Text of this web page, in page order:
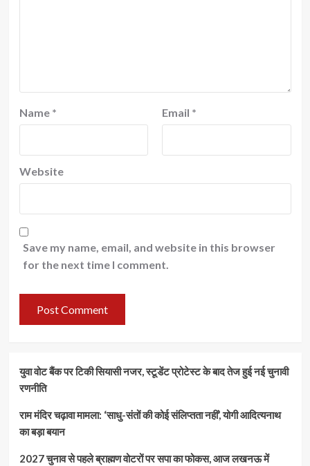
Name * Email *
Website
Save my name, email, and website in this browser
for the next time I comment.
युवा वोट बैंक पर टिकी सियासी नजर, स्टूडेंट प्रोटेस्ट के बाद तेज हुई नई चुनावी
रणनीति
राम मंदिर चढ़ावा मामला: ‘साधु-संतों की कोई संलिप्तता नहीं’, योगी आदित्यनाथ
का बड़ा बयान
2027 चुनाव से पहले ब्राह्मण वोटरों पर सपा का फोकस, आज लखनऊ में